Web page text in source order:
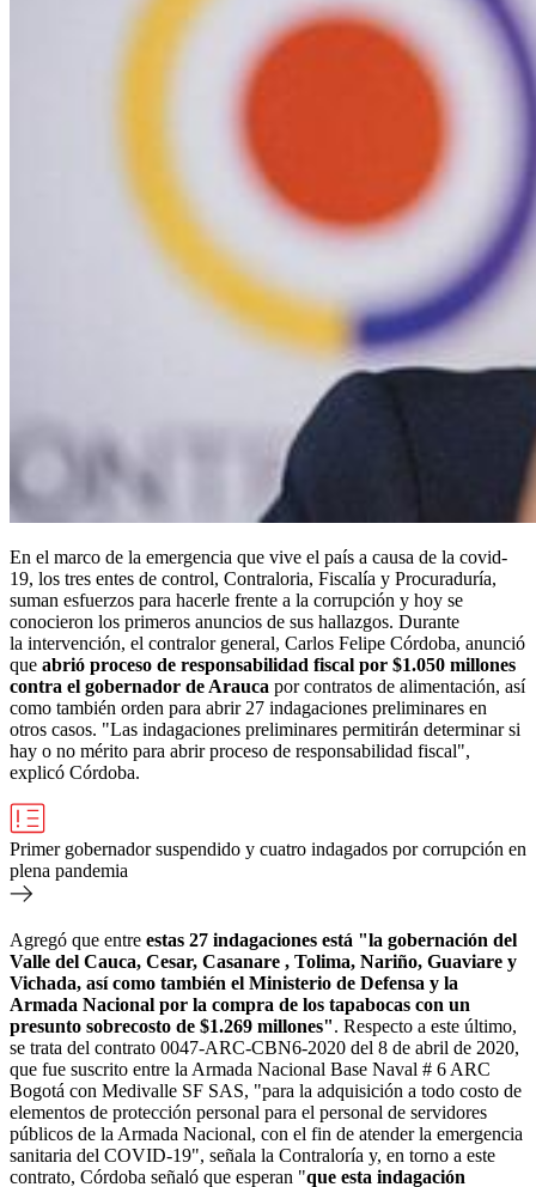
En el marco de la emergencia que vive el país a causa de la covid-
19, los tres entes de control, Contraloria, Fiscalía y Procuraduría,
suman esfuerzos para hacerle frente a la corrupción y hoy se
conocieron los primeros anuncios de sus hallazgos. Durante
la intervención, el contralor general, Carlos Felipe Córdoba, anunció
que abrió proceso de responsabilidad fiscal por $1.050 millones
contra el gobernador de Arauca por contratos de alimentación, así
como también orden para abrir 27 indagaciones preliminares en
otros casos. "Las indagaciones preliminares permitirán determinar si
hay o no mérito para abrir proceso de responsabilidad fiscal",
explicó Córdoba.
Primer gobernador suspendido y cuatro indagados por corrupción en
plena pandemia
Agregó que entre estas 27 indagaciones está "la gobernación del
Valle del Cauca, Cesar, Casanare , Tolima, Nariño, Guaviare y
Vichada, así como también el Ministerio de Defensa y la
Armada Nacional por la compra de los tapabocas con un
presunto sobrecosto de $1.269 millones". Respecto a este último,
se trata del contrato 0047-ARC-CBN6-2020 del 8 de abril de 2020,
que fue suscrito entre la Armada Nacional Base Naval # 6 ARC
Bogotá con Medivalle SF SAS, "para la adquisición a todo costo de
elementos de protección personal para el personal de servidores
públicos de la Armada Nacional, con el fin de atender la emergencia
sanitaria del COVID-19", señala la Contraloría y, en torno a este
contrato, Córdoba señaló que esperan "que esta indagación